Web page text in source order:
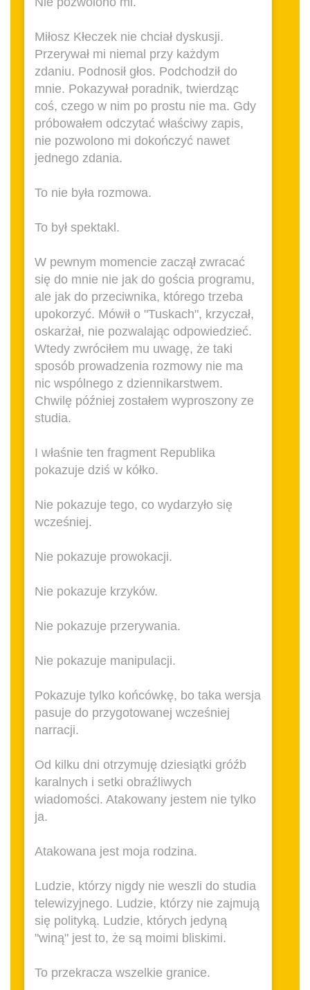
Miłosz Kłeczek nie chciał dyskusji.
Przerywał mi niemal przy każdym
zdaniu. Podnosił głos. Podchodził do
mnie. Pokazywał poradnik, twierdząc
coś, czego w nim po prostu nie ma. Gdy
próbowałem odczytać właściwy zapis,
nie pozwolono mi dokończyć nawet
jednego zdania.
To nie była rozmowa.
To był spektakl.
W pewnym momencie zaczął zwracać
się do mnie nie jak do gościa programu,
ale jak do przeciwnika, którego trzeba
upokorzyć. Mówił o "Tuskach", krzyczał,
oskarżał, nie pozwalając odpowiedzieć.
Wtedy zwróciłem mu uwagę, że taki
sposób prowadzenia rozmowy nie ma
nic wspólnego z dziennikarstwem.
Chwilę później zostałem wyproszony ze
studia.
I właśnie ten fragment Republika
pokazuje dziś w kółko.
Nie pokazuje tego, co wydarzyło się
wcześniej.
Nie pokazuje prowokacji.
Nie pokazuje krzyków.
Nie pokazuje przerywania.
Nie pokazuje manipulacji.
Pokazuje tylko końcówkę, bo taka wersja
pasuje do przygotowanej wcześniej
narracji.
Od kilku dni otrzymuję dziesiątki gróźb
karalnych i setki obraźliwych
wiadomości. Atakowany jestem nie tylko
ja.
Atakowana jest moja rodzina.
Ludzie, którzy nigdy nie weszli do studia
telewizyjnego. Ludzie, którzy nie zajmują
się polityką. Ludzie, których jedyną
"winą" jest to, że są moimi bliskimi.
To przekracza wszelkie granice.